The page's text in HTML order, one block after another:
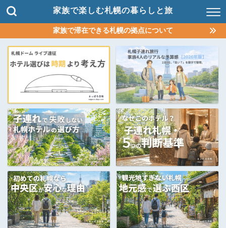
家族で楽しむ札幌の暮らしと旅
家族で滞在できる札幌の拠点について